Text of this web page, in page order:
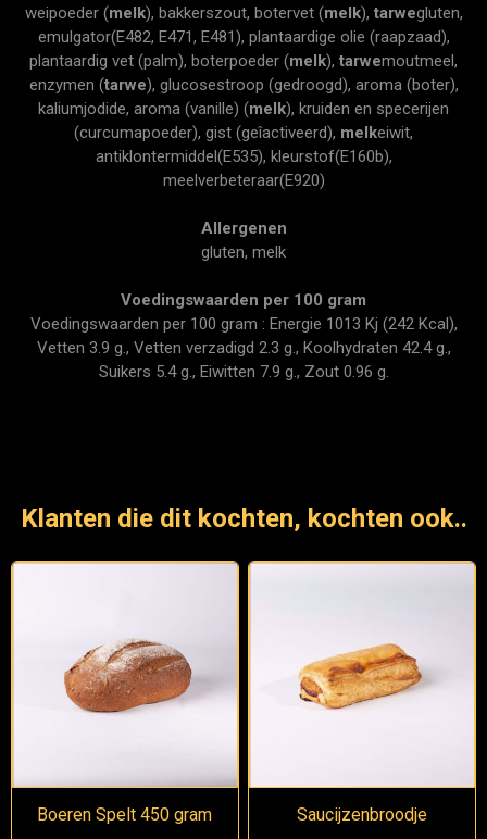
weipoeder (melk), bakkerszout, botervet (melk), tarwegluten,
emulgator(E482, E471, E481), plantaardige olie (raapzaad),
plantaardig vet (palm), boterpoeder (melk), tarwemoutmeel,
enzymen (tarwe), glucosestroop (gedroogd), aroma (boter),
kaliumjodide, aroma (vanille) (melk), kruiden en specerijen
(curcumapoeder), gist (geîactiveerd), melkeiwit,
antiklontermiddel(E535), kleurstof(E160b),
meelverbeteraar(E920)
Allergenen
gluten, melk
Voedingswaarden per 100 gram
Voedingswaarden per 100 gram : Energie 1013 Kj (242 Kcal),
Vetten 3.9 g., Vetten verzadigd 2.3 g., Koolhydraten 42.4 g.,
Suikers 5.4 g., Eiwitten 7.9 g., Zout 0.96 g.
Klanten die dit kochten, kochten ook..
Boeren Spelt 450 gram Saucijzenbroodje